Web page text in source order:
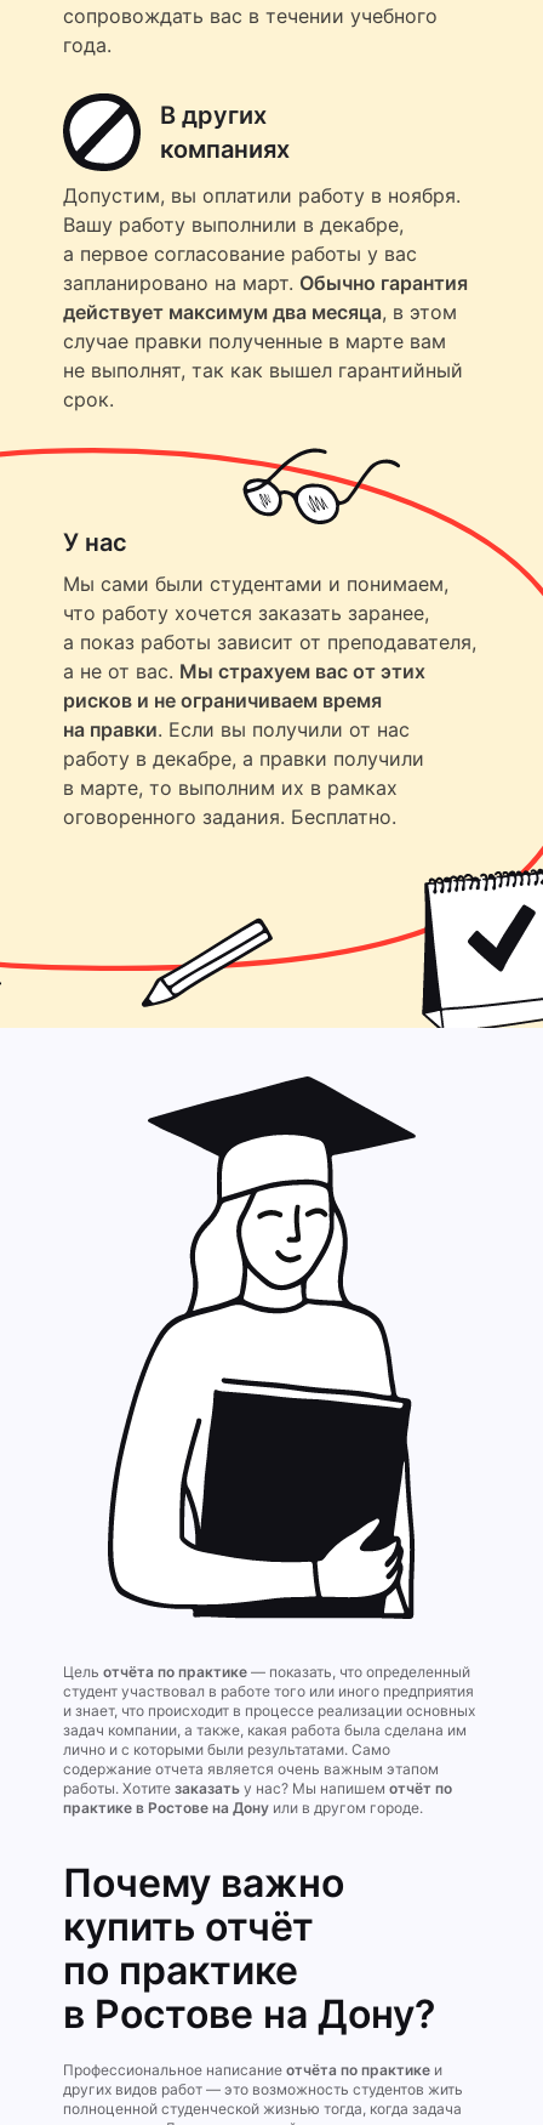
сопровождать вас в течении учебного
года.
В других
компаниях
Допустим, вы оплатили работу в ноября.
Вашу работу выполнили в декабре,
а первое согласование работы у вас
запланировано на март. Обычно гарантия
действует максимум два месяца, в этом
случае правки полученные в марте вам
не выполнят, так как вышел гарантийный
срок.
У нас
Мы сами были студентами и понимаем,
что работу хочется заказать заранее,
а показ работы зависит от преподавателя,
а не от вас. Мы страхуем вас от этих
рисков и не ограничиваем время
на правки. Если вы получили от нас
работу в декабре, а правки получили
в марте, то выполним их в рамках
оговоренного задания. Бесплатно.
Цель отчёта по практике — показать, что определенный
студент участвовал в работе того или иного предприятия
и знает, что происходит в процессе реализации основных
задач компании, а также, какая работа была сделана им
лично и с которыми были результатами. Само
содержание отчета является очень важным этапом
работы. Хотите заказать у нас? Мы напишем отчёт по
практике в Ростове на Дону или в другом городе.
Почему важно
купить отчёт
по практике
в Ростове на Дону?
Профессиональное написание отчёта по практике и
других видов работ — это возможность студентов жить
полноценной студенческой жизнью тогда, когда задача